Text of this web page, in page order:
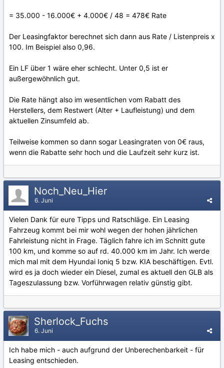
= 35.000 - 16.000€ + 4.000€ / 48 = 478€ Rate
Der Leasingfaktor berechnet sich dann aus Rate / Listenpreis x
100. Im Beispiel also 0,96.
Ein LF über 1 wäre eher schlecht. Unter 0,5 ist er
außergewöhnlich gut.
Die Rate hängt also im wesentlichen vom Rabatt des
Herstellers, dem Restwert (Alter + Laufleistung) und dem
aktuellen Zinsumfeld ab.
Teilweise kommen so dann sogar Leasingraten von 0€ raus,
wenn die Rabatte sehr hoch und die Laufzeit sehr kurz ist.
Noch_Neu_Hier
6. Juni
Vielen Dank für eure Tipps und Ratschläge. Ein Leasing
Fahrzeug kommt bei mir wohl wegen der hohen jährlichen
Fahrleistung nicht in Frage. Täglich fahre ich im Schnitt gute
100 km, und komme so auf rd. 40.000 km im Jahr. Ich werde
mich mal mit dem Hyundai Ioniq 5 bzw. KIA beschäftigen. Evtl.
wird es ja doch wieder ein Diesel, zumal es aktuell den GLB als
Tageszulassung bzw. Vorführwagen relativ günstig gibt.
Sherlock_Fuchs
6. Juni
Ich habe mich - auch aufgrund der Unberechenbarkeit - für
Leasing entschieden.